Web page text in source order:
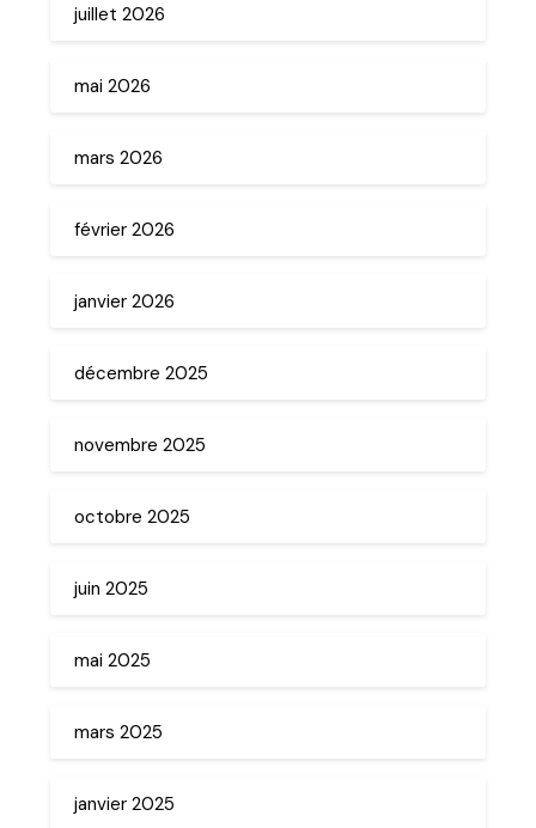
juillet 2026
mai 2026
mars 2026
février 2026
janvier 2026
décembre 2025
novembre 2025
octobre 2025
juin 2025
mai 2025
mars 2025
janvier 2025